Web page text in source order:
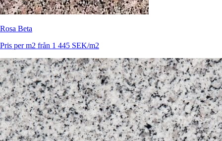
Rosa Beta
Pris per m2 från 1 445 SEK/m2